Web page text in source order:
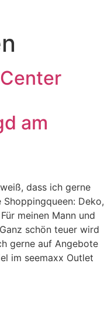
am
dass ich gerne
Deko,
meinen Mann und
schön teuer wird
gerne auf Angebote
im seemaxx Outlet